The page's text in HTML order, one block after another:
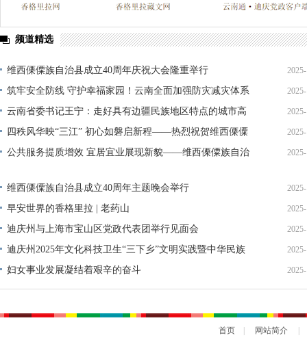
频道精选
维西傈僳族自治县成立40周年庆祝大会隆重举行
筑牢安全防线 守护幸福家园！云南全面加强防灾减灾体系
建设，积极应对各类自然灾害
云南省委书记王宁：走好具有边疆民族地区特点的城市高
质量发展之路
四秩风华映“三江” 初心如磐启新程——热烈祝贺维西傈僳
族自治县成立40周年
公共服务提质增效 宜居宜业展现新貌——维西傈僳族自治
维西傈僳族自治县成立40周年主题晚会举行
早安世界的香格里拉 | 老药山
迪庆州与上海市宝山区党政代表团举行见面会
迪庆州2025年文化科技卫生“三下乡”文明实践暨中华民族
共有精神家园建设专场演出精彩上演
妇女事业发展凝结着艰辛的奋斗